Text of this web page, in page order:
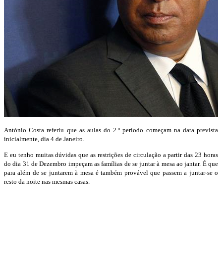
António Costa referiu que as aulas do 2.º período começam na data prevista
inicialmente, dia 4 de Janeiro.
E eu tenho muitas dúvidas que as restrições de circulação a partir das 23 horas
do dia 31 de Dezembro impeçam as famílias de se juntar à mesa ao jantar. É que
para além de se juntarem à mesa é também provável que passem a juntar-se o
resto da noite nas mesmas casas.